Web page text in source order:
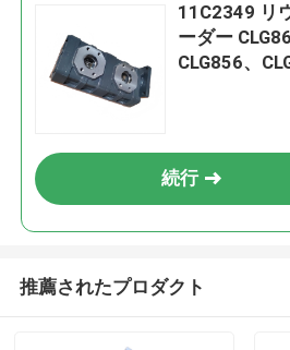
11C2349 リ
ーダー
CLG856、
続行
推薦されたプロダクト